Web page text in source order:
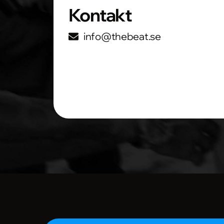
Kontakt
info@thebeat.se